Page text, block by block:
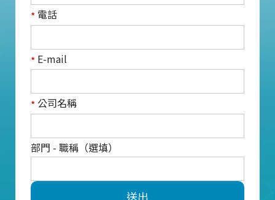
* 電話
* E-mail
* 公司名稱
部門 - 職稱（選填）
送出